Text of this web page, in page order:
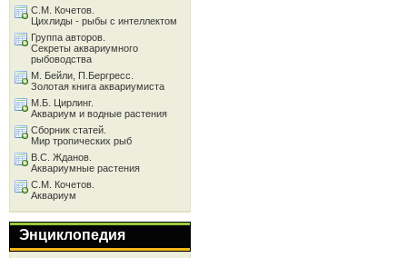
С.М. Кочетов.
Цихлиды - рыбы с интеллектом
Группа авторов.
Секреты аквариумного
рыбоводства
М. Бейли, П.Бергресс.
Золотая книга аквариумиста
М.Б. Цирлинг.
Аквариум и водные растения
Сборник статей.
Мир тропических рыб
В.С. Жданов.
Аквариумные растения
С.М. Кочетов.
Аквариум
Энциклопедия